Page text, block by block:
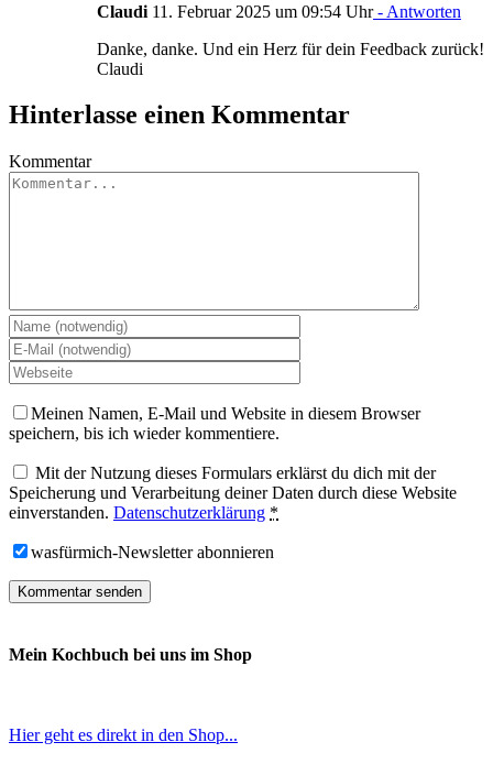
Claudi 11. Februar 2025 um 09:54 Uhr- Antworten
Danke, danke. Und ein Herz für dein Feedback zurück!
Claudi
Hinterlasse einen Kommentar
Kommentar
Meinen Namen, E-Mail und Website in diesem Browser
speichern, bis ich wieder kommentiere.
Mit der Nutzung dieses Formulars erklärst du dich mit der
Speicherung und Verarbeitung deiner Daten durch diese Website
einverstanden. Datenschutzerklärung *
wasfürmich-Newsletter abonnieren
Mein Kochbuch bei uns im Shop
Hier geht es direkt in den Shop...